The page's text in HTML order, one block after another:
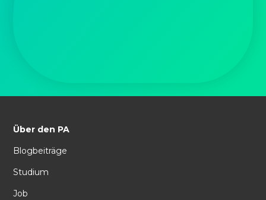
Über den PA
Blogbeiträge
Studium
Job